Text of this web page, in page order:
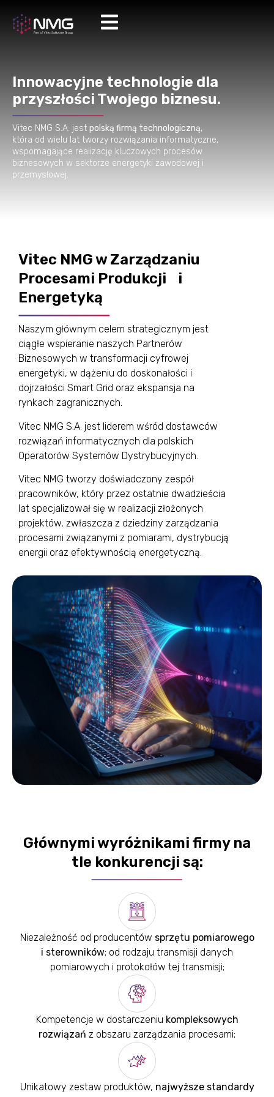
Innowacyjne technologie dla
przyszłości Twojego biznesu.
Vitec NMG S.A. jest polską firmą technologiczną,
która od wielu lat tworzy rozwiązania informatyczne,
wspomagające realizację kluczowych procesów
biznesowych w sektorze energetyki zawodowej i
przemysłowej.
Vitec NMG w Zarządzaniu
Procesami Produkcji i
Energetyką
Naszym głównym celem strategicznym jest
ciągłe wspieranie naszych Partnerów
Biznesowych w transformacji cyfrowej
energetyki, w dążeniu do doskonałości i
dojrzałości Smart Grid oraz ekspansja na
rynkach zagranicznych.
Vitec NMG S.A. jest liderem wśród dostawców
rozwiązań informatycznych dla polskich
Operatorów Systemów Dystrybucyjnych.
Vitec NMG tworzy doświadczony zespół
pracowników, który przez ostatnie dwadzieścia
lat specjalizował się w realizacji złożonych
projektów, zwłaszcza z dziedziny zarządzania
procesami związanymi z pomiarami, dystrybucją
energii oraz efektywnością energetyczną.
Głównymi wyróżnikami firmy na
tle konkurencji są:
Niezależność od producentów sprzętu pomiarowego
i sterowników; od rodzaju transmisji danych
pomiarowych i protokołów tej transmisji;
Kompetencje w dostarczeniu kompleksowych
rozwiązań z obszaru zarządzania procesami;
Unikatowy zestaw produktów, najwyższe standardy